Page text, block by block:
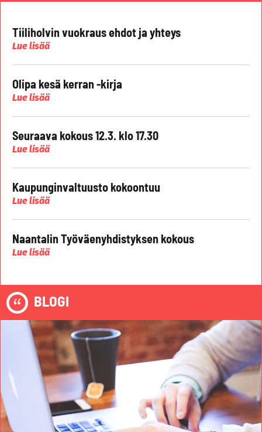
Tiiliholvin vuokraus ehdot ja yhteys
Lue lisää
Olipa kesä kerran -kirja
Lue lisää
Seuraava kokous 12.3. klo 17.30
Lue lisää
Kaupunginvaltuusto kokoontuu
Lue lisää
Naantalin Työväenyhdistyksen kokous
Lue lisää
BLOGI